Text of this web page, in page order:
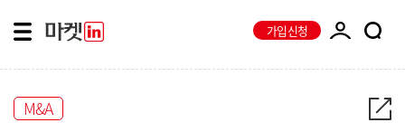
가입신청
M&A